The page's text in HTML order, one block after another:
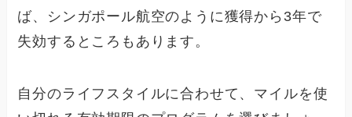
ば、シンガポール航空のように獲得から3年で
失効するところもあります。
自分のライフスタイルに合わせて、マイルを使